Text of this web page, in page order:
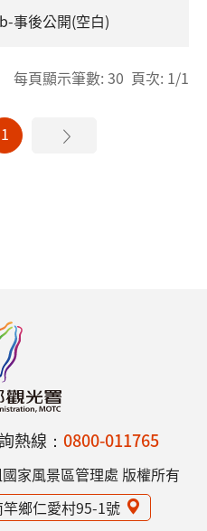
事後公開(空白)
每頁顯示筆數: 30 頁次: 1/1
1
熱線： 0800-011765
家風景區管理處 版權所有
鄉仁愛村95-1號